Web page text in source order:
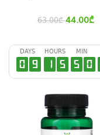
63.00₾ 44.00₾
DAYS
0 9
HOURS
1 5
MIN
5 0